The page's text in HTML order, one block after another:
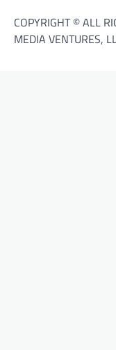
COPYRIGHT © ALL
MEDIA VENTURES,